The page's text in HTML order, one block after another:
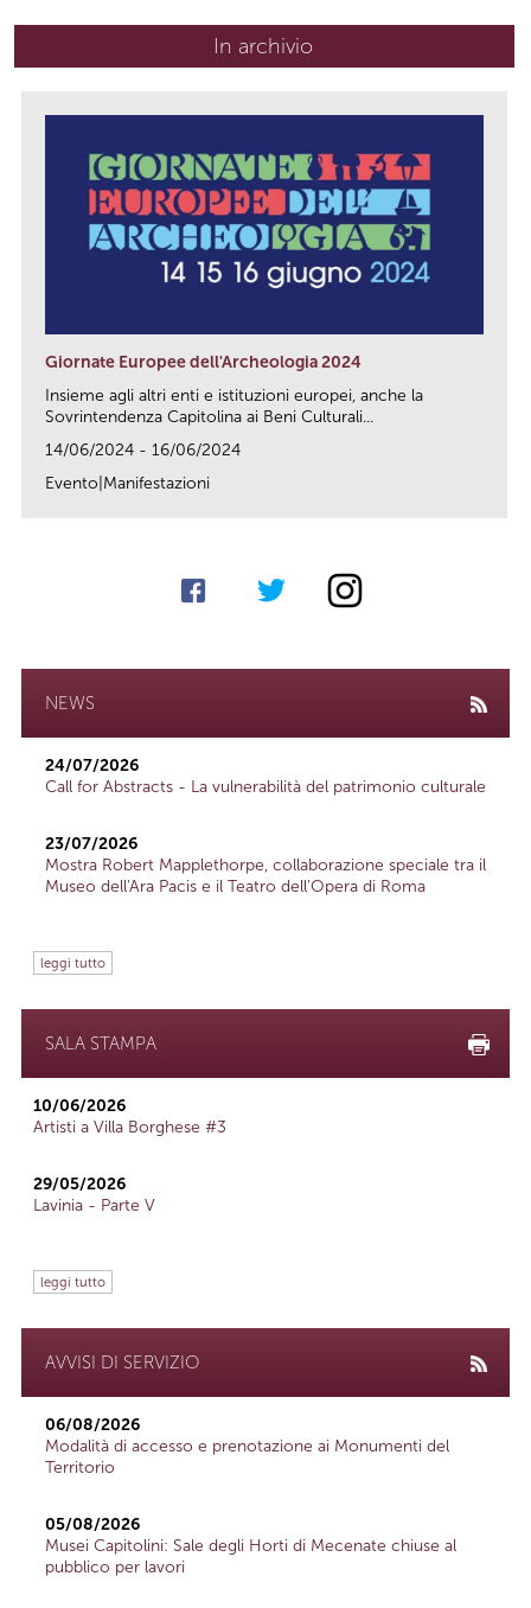
In archivio
Giornate Europee dell'Archeologia 2024
Insieme agli altri enti e istituzioni europei, anche la
Sovrintendenza Capitolina ai Beni Culturali...
14/06/2024 - 16/06/2024
Evento|Manifestazioni
NEWS
24/07/2026
Call for Abstracts - La vulnerabilità del patrimonio culturale
23/07/2026
Mostra Robert Mapplethorpe, collaborazione speciale tra il
Museo dell'Ara Pacis e il Teatro dell'Opera di Roma
leggi tutto
SALA STAMPA
10/06/2026
Artisti a Villa Borghese #3
29/05/2026
Lavinia - Parte V
leggi tutto
AVVISI DI SERVIZIO
06/08/2026
Modalità di accesso e prenotazione ai Monumenti del
Territorio
05/08/2026
Musei Capitolini: Sale degli Horti di Mecenate chiuse al
pubblico per lavori